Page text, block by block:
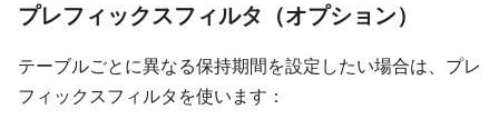
プレフィックスフィルタ（オプション）
テーブルごとに異なる保持期間を設定したい場合は、プレ
フィックスフィルタを使います：